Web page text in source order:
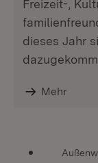
Freizeit-,
dieses Jahr
Mehr